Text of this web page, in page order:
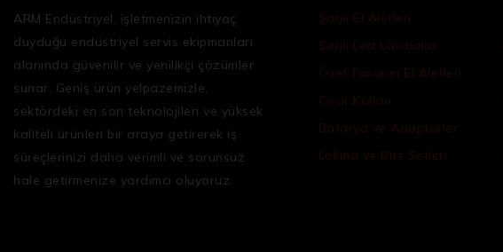
ARM Endüstriyel, işletmenizin ihtiyaç
duyduğu endüstriyel servis ekipmanları
alanında güvenilir ve yenilikçi çözümler
sunar. Geniş ürün yelpazemizle,
sektördeki en son teknolojileri ve yüksek
kaliteli ürünleri bir araya getirerek iş
süreçlerinizi daha verimli ve sorunsuz
hale getirmenize yardımcı oluyoruz.
Şarjlı El Aletleri
Şarjlı Led Lambalar
Özel Tasarım El Aletleri
Cırcır Kolları
Batarya ve Adaptörler
Lokma ve Bits Setleri